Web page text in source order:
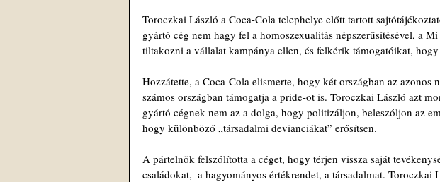
Toroczkai László a Coca-Cola telephelye előtt tartott
gyártó cég nem hagy fel a homoszexualitás népszerűsítésével, a
tiltakozni a vállalat kampánya ellen, és felkérik támogatóikat,
Hozzátette, a Coca-Cola elismerte, hogy két országban az azonos
számos országban támogatja a pride-ot is. Toroczkai László azt
gyártó cégnek nem az a dolga, hogy politizáljon, beleszóljon az
hogy különböző „társadalmi devianciákat” erősítsen.
A pártelnök felszólította a céget, hogy térjen vissza saját
családokat,  a hagyományos értékrendet, a társadalmat.